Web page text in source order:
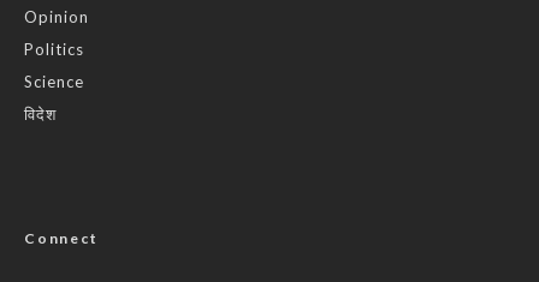
Opinion
Politics
Science
विदेश
Connect